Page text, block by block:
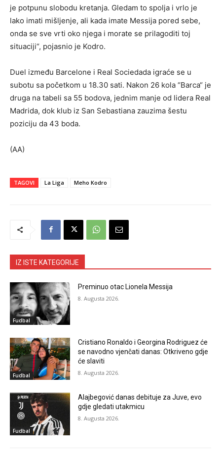
je potpunu slobodu kretanja. Gledam to spolja i vrlo je
lako imati mišljenje, ali kada imate Messija pored sebe,
onda se sve vrti oko njega i morate se prilagoditi toj
situaciji“, pojasnio je Kodro.
Duel između Barcelone i Real Sociedada igraće se u
subotu sa početkom u 18.30 sati. Nakon 26 kola “Barca“ je
druga na tabeli sa 55 bodova, jednim manje od lidera Real
Madrida, dok klub iz San Sebastiana zauzima šestu
poziciju da 43 boda.
(AA)
TAGOVI La Liga Meho Kodro
IZ ISTE KATEGORIJE
Fudbal
Preminuo otac Lionela Messija
8. Augusta 2026.
Fudbal
Cristiano Ronaldo i Georgina Rodriguez će
se navodno vjenčati danas: Otkriveno gdje
će slaviti
8. Augusta 2026.
Fudbal
Alajbegović danas debituje za Juve, evo
gdje gledati utakmicu
8. Augusta 2026.